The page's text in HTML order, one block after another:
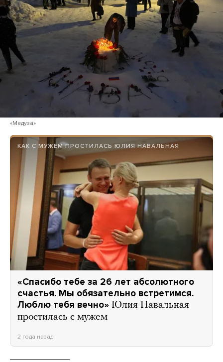
«Медуза»
КАК С МУЖЕМ ПРОСТИЛАСЬ ЮЛИЯ НАВАЛЬНАЯ
«Спасибо тебе за 26 лет абсолютного
счастья. Мы обязательно встретимся.
Люблю тебя вечно» Юлия Навальная
простилась с мужем
2 года назад